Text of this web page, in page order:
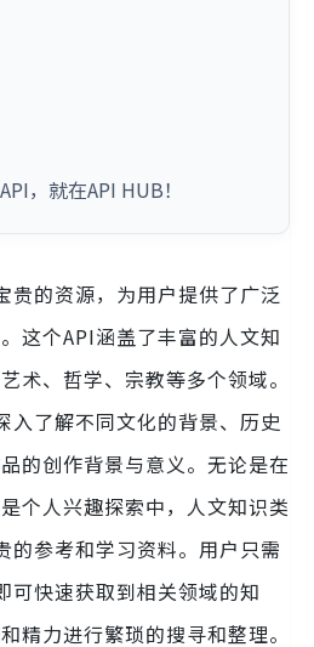
，就在API HUB！
贵的资源，为用户提供了广泛
这个API涵盖了丰富的人文知
术、哲学、宗教等多个领域。
入了解不同文化的背景、历史
的创作背景与意义。无论是在
个人兴趣探索中，人文知识类
的参考和学习资料。用户只需
可快速获取到相关领域的知
精力进行繁琐的搜寻和整理。